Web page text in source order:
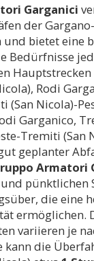
Garganici
der
bietet eine
Bedürfnisse
Hauptstrecken
Rodi
(San Nicola)-
Garganico,
Tremiti (San
geplanter
Armatori
pünktlichen
die eine
ermöglichen.
variieren je
kann die